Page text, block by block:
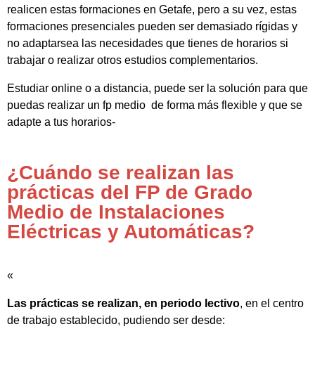
realicen estas formaciones en Getafe, pero a su vez, estas
formaciones presenciales pueden ser demasiado rígidas y
no adaptarsea las necesidades que tienes de horarios si
trabajar o realizar otros estudios complementarios.
Estudiar online o a distancia, puede ser la solución para que
puedas realizar un fp medio de forma más flexible y que se
adapte a tus horarios-
¿Cuándo se realizan las
prácticas del FP de Grado
Medio de Instalaciones
Eléctricas y Automáticas?
«
Las prácticas se realizan, en periodo lectivo, en el centro
de trabajo establecido, pudiendo ser desde: